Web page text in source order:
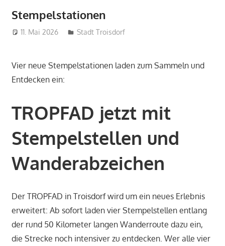
Stempelstationen
11. Mai 2026 treffpunkt
Stadt Troisdorf
Vier neue Stempelstationen laden zum Sammeln und
Entdecken ein:
TROPFAD jetzt mit
Stempelstellen und
Wanderabzeichen
Der TROPFAD in Troisdorf wird um ein neues Erlebnis
erweitert: Ab sofort laden vier Stempelstellen entlang
der rund 50 Kilometer langen Wanderroute dazu ein,
die Strecke noch intensiver zu entdecken. Wer alle vier